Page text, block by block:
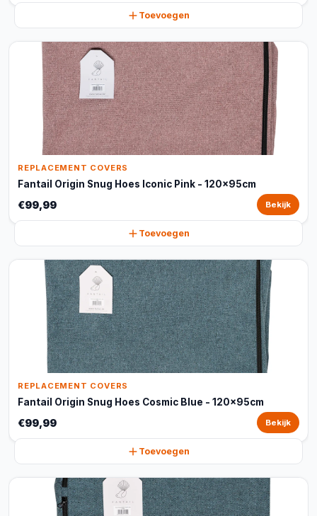
Toevoegen
REPLACEMENT COVERS
Fantail Origin Snug Hoes Iconic Pink - 120x95cm
€99,99 Bekijk
Toevoegen
REPLACEMENT COVERS
Fantail Origin Snug Hoes Cosmic Blue - 120x95cm
€99,99 Bekijk
Toevoegen